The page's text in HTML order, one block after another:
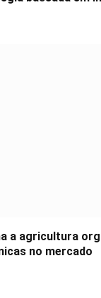
a agricultura
no mercado